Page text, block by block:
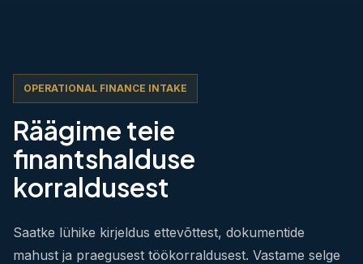
OPERATIONAL FINANCE INTAKE
Räägime teie
finantshalduse
korraldusest
Saatke lühike kirjeldus ettevõttest, dokumentide
mahust ja praegusest töökorraldusest. Vastame selge